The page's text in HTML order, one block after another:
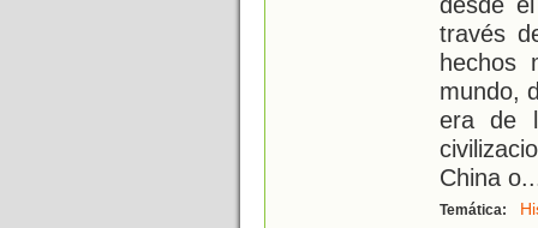
través
hechos
mundo,
era de
China o
Temática: